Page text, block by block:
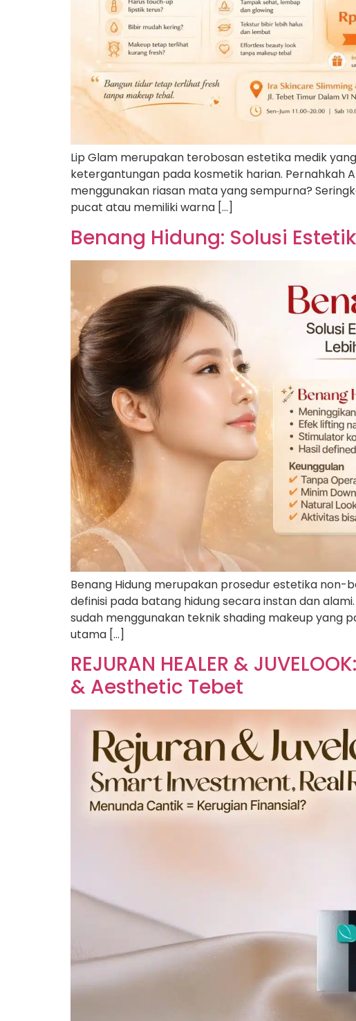
Lip Glam merupakan terobosan estetika medik
ketergantungan pada kosmetik harian. Pernahkah
menggunakan riasan mata yang sempurna?
pucat atau memiliki warna […]
Benang Hidung: Solusi
Benang Hidung merupakan prosedur estetika non-
definisi pada batang hidung secara instan dan
sudah menggunakan teknik shading makeup yang
utama […]
REJURAN HEALER &
& Aesthetic Tebet